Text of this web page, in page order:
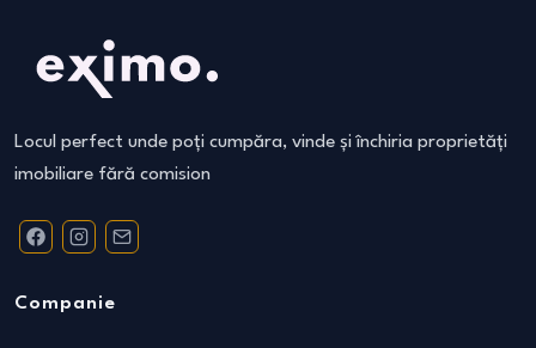
Locul perfect unde poți cumpăra, vinde și închiria proprietăți
imobiliare fără comision
Companie